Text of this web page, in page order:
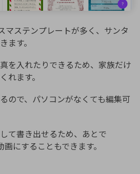
マステンプレートが多く、サンタ
ます。
を入れたりできるため、家族だけ
れます。
ので、パソコンがなくても編集可
て書き出せるため、あとで
にすることもできます。